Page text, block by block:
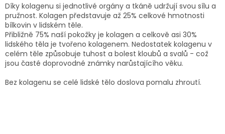
Díky kolagenu si jednotlivé orgány a tkáně udržují svou sílu a
pružnost. Kolagen představuje až 25% celkové hmotnosti
bílkovin v lidském těle.
Přibližně 75% naší pokožky je kolagen a celkově asi 30%
lidského těla je tvořeno kolagenem. Nedostatek kolagenu v
celém těle způsobuje tuhost a bolest kloubů a svalů - což
jsou časté doprovodné známky narůstajícího věku.
Bez kolagenu se celé lidské tělo doslova pomalu zhroutí.